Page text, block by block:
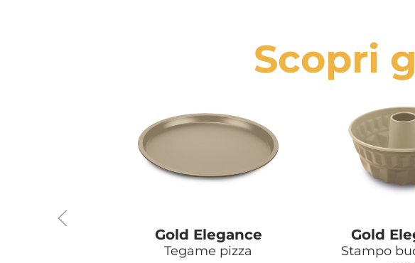
Scopri
Gold Elegance
Tegame pizza
Gold
Stampo